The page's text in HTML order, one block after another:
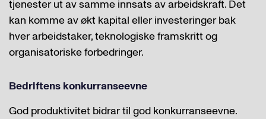
tjenester ut av samme innsats av arbeidskraft. Det
kan komme av økt kapital eller investeringer bak
hver arbeidstaker, teknologiske framskritt og
organisatoriske forbedringer.
Bedriftens konkurranseevne
God produktivitet bidrar til god konkurranseevne.